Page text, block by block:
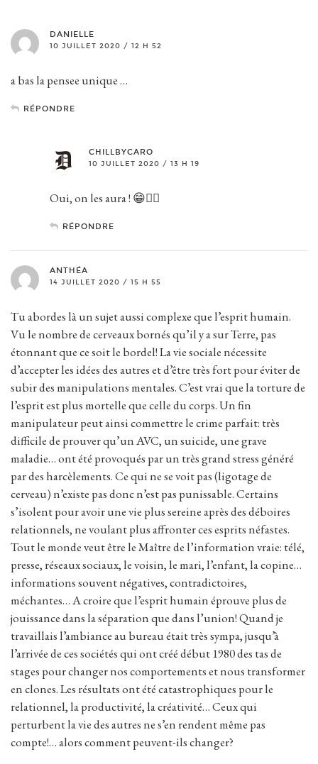
DANIELLE
10 JUILLET 2020 / 12 H 52
a bas la pensee unique …
RÉPONDRE
CHILLBYCARO
10 JUILLET 2020 / 13 H 19
Oui, on les aura ! 😁✌🏻
RÉPONDRE
ANTHÉA
14 JUILLET 2020 / 15 H 55
Tu abordes là un sujet aussi complexe que l’esprit humain.
Vu le nombre de cerveaux bornés qu’il y a sur Terre, pas
étonnant que ce soit le bordel! La vie sociale nécessite
d’accepter les idées des autres et d’être très fort pour éviter de
subir des manipulations mentales. C’est vrai que la torture de
l’esprit est plus mortelle que celle du corps. Un fin
manipulateur peut ainsi commettre le crime parfait: très
difficile de prouver qu’un AVC, un suicide, une grave
maladie… ont été provoqués par un très grand stress généré
par des harcèlements. Ce qui ne se voit pas (ligotage de
cerveau) n’existe pas donc n’est pas punissable. Certains
s’isolent pour avoir une vie plus sereine après des déboires
relationnels, ne voulant plus affronter ces esprits néfastes.
Tout le monde veut être le Maître de l’information vraie: télé,
presse, réseaux sociaux, le voisin, le mari, l’enfant, la copine…
informations souvent négatives, contradictoires,
méchantes… A croire que l’esprit humain éprouve plus de
jouissance dans la séparation que dans l’union! Quand je
travaillais l’ambiance au bureau était très sympa, jusqu’à
l’arrivée de ces sociétés qui ont créé début 1980 des tas de
stages pour changer nos comportements et nous transformer
en clones. Les résultats ont été catastrophiques pour le
relationnel, la productivité, la créativité… Ceux qui
perturbent la vie des autres ne s’en rendent même pas
compte!… alors comment peuvent-ils changer?